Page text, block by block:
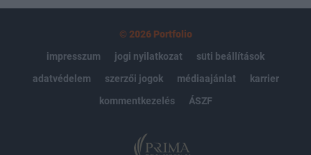
© 2026 Portfolio
impresszum
jogi nyilatkozat
süti beállítások
adatvédelem
szerzői jogok médiaajánlat
karrier
kommentkezelés
ÁSZF